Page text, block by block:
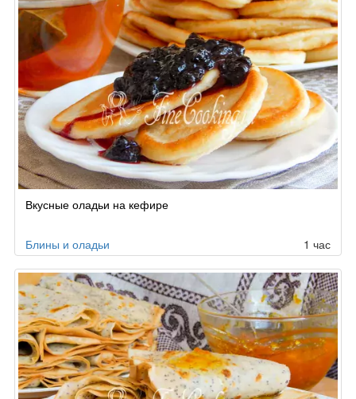
Вкусные оладьи на кефире
Блины и оладьи 1 час